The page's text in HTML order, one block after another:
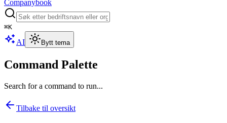
Companybook
⌘K
AI Bytt tema
Command Palette
Search for a command to run...
Tilbake til oversikt